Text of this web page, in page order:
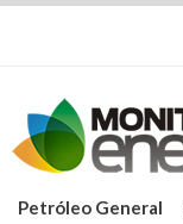
Petróleo General